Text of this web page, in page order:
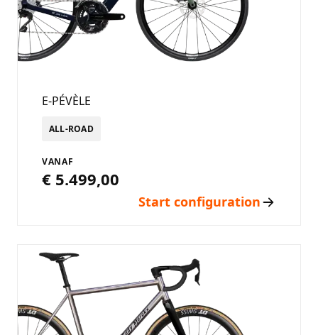
E-PÉVÈLE
ALL-ROAD
VANAF
€ 5.499,00
Start configuration